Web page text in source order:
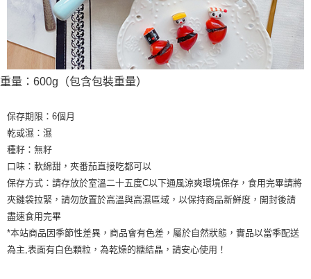
重量：600g（包含包裝重量）
保存期限：6個月
乾或濕：濕
種籽：無籽
口味：軟綿甜，夾番茄直接吃都可以
保存方式：請存放於室溫二十五度C以下通風涼爽環境保存，食用完畢請將
夾鏈袋拉緊，請勿放置於高溫與高濕區域，以保持商品新鮮度，開封後請
盡速食用完畢
*本站商品因季節性差異，商品會有色差，屬於自然狀態，實品以當季配送
為主,表面有白色顆粒，為乾燥的糖結晶，請安心使用！